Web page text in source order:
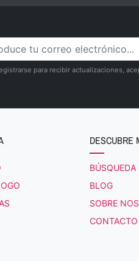
para recibir actualizaciones,
DESCUBRE
BÚSQUEDA
BLOG
SOBRE
CONTACTO